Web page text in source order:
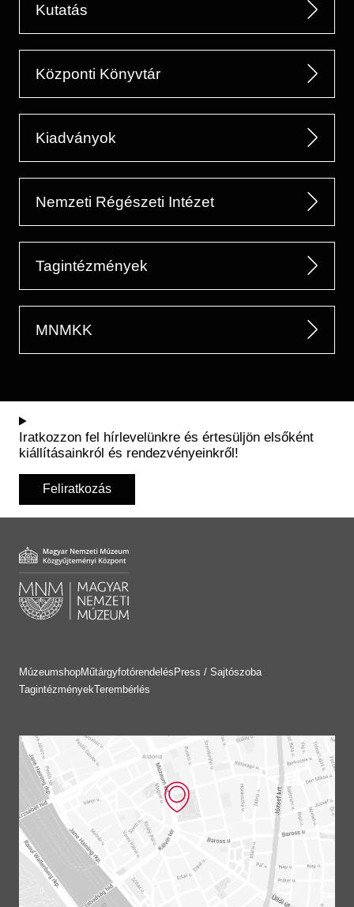
Kutatás
Központi Könyvtár
Kiadványok
Nemzeti Régészeti Intézet
Tagintézmények
MNMKK
Iratkozzon fel hírlevelünkre és értesüljön elsőként
kiállításainkról és rendezvényeinkről!
Feliratkozás
MúzeumshopMűtárgyfotórendelésPress / Sajtószoba
TagintézményekTerembérlés